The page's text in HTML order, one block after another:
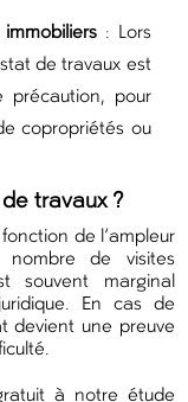
: Lors
de travaux est
précaution, pour
copropriétés ou
travaux ?
de l’ampleur
de visites
souvent marginal
En cas de
devient une preuve
à notre étude